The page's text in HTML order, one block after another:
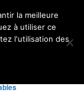
Contact
la meilleure
à utiliser ce
l'utilisation des